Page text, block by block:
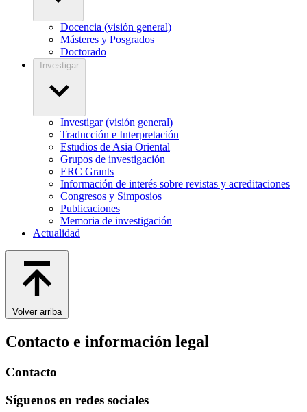
Docencia (visión general)
Másteres y Posgrados
Doctorado
Investigar
Investigar (visión general)
Traducción e Interpretación
Estudios de Asia Oriental
Grupos de investigación
ERC Grants
Información de interés sobre revistas y acreditaciones
Congresos y Simposios
Publicaciones
Memoria de investigación
Actualidad
Volver arriba
Contacto e información legal
Contacto
Síguenos en redes sociales